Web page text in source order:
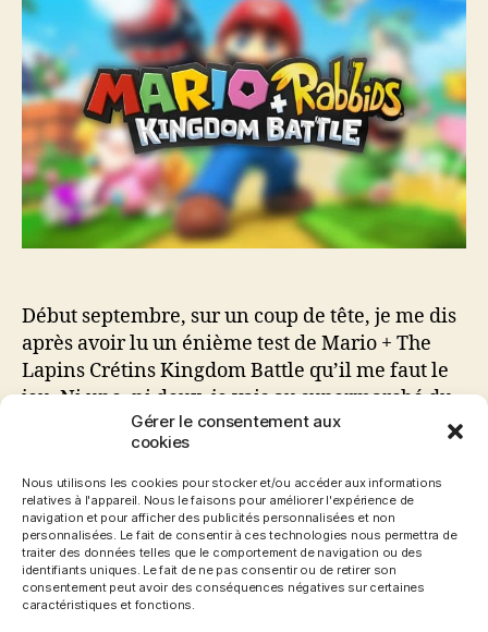
Gérer le consentement aux
cookies
Nous utilisons les cookies pour stocker et/ou accéder aux informations
relatives à l'appareil. Nous le faisons pour améliorer l'expérience de
navigation et pour afficher des publicités personnalisées et non
personnalisées. Le fait de consentir à ces technologies nous permettra de
traiter des données telles que le comportement de navigation ou des
identifiants uniques. Le fait de ne pas consentir ou de retirer son
consentement peut avoir des conséquences négatives sur certaines
caractéristiques et fonctions.
+
The
Lapins
Crétins
Kingdom
Battle
et
me
suis
éclaté
Début septembre, sur un coup de tête, je me dis
après avoir lu un énième test de Mario + The
Lapins Crétins Kingdom Battle qu’il me faut le
jeu. Ni une, ni deux, je vais au supermarché du
coin et achète le titre. Une fois le prix du titre
digéré et surtout non prévu dans mon […]
Étiquettes
Avis ,Lapins Crétins,Mario,Mario + The Lapins
Crétins Kingdom Battle, Nintendo,Switch, Test,
ubisoft